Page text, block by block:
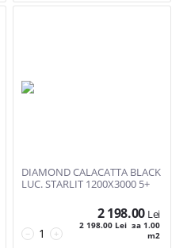
DIAMOND CALACATTA BLACK
LUC. STARLIT 1200X3000 5+
+
−
2 198.00 Lei
2 198.00 Lei за 1.00
m2